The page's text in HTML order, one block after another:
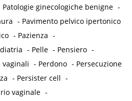
Patologie ginecologiche benigne -
- Pavimento pelvico ipertonico
- Pazienza -
- Pelle - Pensiero -
vaginali - Perdono - Persecuzione
- Persister cell -
vaginale -